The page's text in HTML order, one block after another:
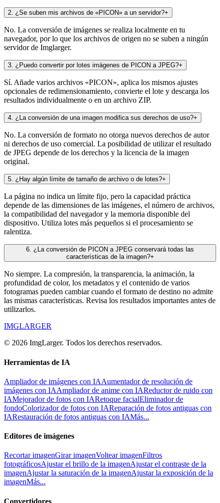
2. ¿Se suben mis archivos de «PICON» a un servidor?+
No. La conversión de imágenes se realiza localmente en tu
navegador, por lo que los archivos de origen no se suben a ningún
servidor de Imglarger.
3. ¿Puedo convertir por lotes imágenes de PICON a JPEG?+
Sí. Añade varios archivos «PICON», aplica los mismos ajustes
opcionales de redimensionamiento, convierte el lote y descarga los
resultados individualmente o en un archivo ZIP.
4. ¿La conversión de una imagen modifica sus derechos de uso?+
No. La conversión de formato no otorga nuevos derechos de autor
ni derechos de uso comercial. La posibilidad de utilizar el resultado
de JPEG depende de los derechos y la licencia de la imagen
original.
5. ¿Hay algún límite de tamaño de archivo o de lotes?+
La página no indica un límite fijo, pero la capacidad práctica
depende de las dimensiones de las imágenes, el número de archivos,
la compatibilidad del navegador y la memoria disponible del
dispositivo. Utiliza lotes más pequeños si el procesamiento se
ralentiza.
6. ¿La conversión de PICON a JPEG conservará todas las
características de la imagen?+
No siempre. La compresión, la transparencia, la animación, la
profundidad de color, los metadatos y el contenido de varios
fotogramas pueden cambiar cuando el formato de destino no admite
las mismas características. Revisa los resultados importantes antes de
utilizarlos.
IMGLARGER
© 2026 ImgLarger. Todos los derechos reservados.
Herramientas de IA
Ampliador de imágenes con IAAumentador de resolución de
imágenes con IAAmpliador de anime con IAReductor de ruido con
IAMejorador de fotos con IARetoque facialEliminador de
fondoColorizador de fotos con IAReparación de fotos antiguas con
IARestauración de fotos antiguas con IAMás...
Editores de imágenes
Recortar imagenGirar imagenVoltear imagenFiltros
fotográficosAjustar el brillo de la imagenAjustar el contraste de la
imagenAjustar la saturación de la imagenAjustar la exposición de la
imagenMás...
Convertidores